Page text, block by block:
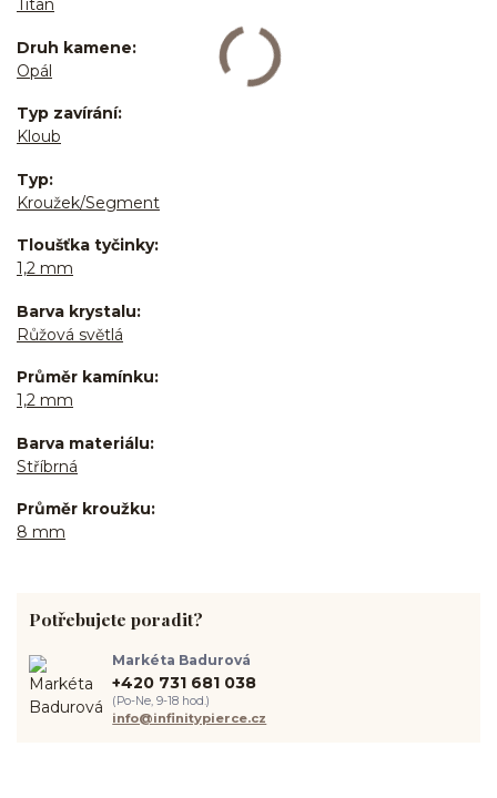
Titan
Druh kamene
Opál
Typ zavírání
Kloub
Typ
Kroužek/Segment
Tloušťka tyčinky
1,2 mm
Barva krystalu
Růžová světlá
Průměr kamínku
1,2 mm
Barva materiálu
Stříbrná
Průměr kroužku
8 mm
Potřebujete poradit?
Markéta Badurová
+420 731 681 038
(Po-Ne, 9-18 hod.)
info@infinitypierce.cz